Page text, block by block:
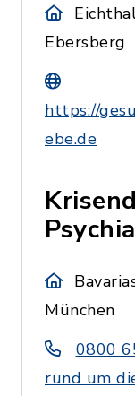
Ebersberg
https://
ebe.de
München
0800
rund um